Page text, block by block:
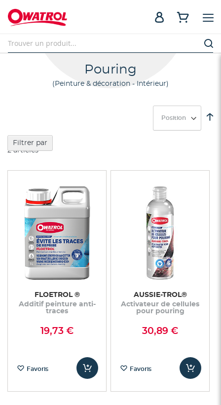
Pouring
Peinture & décoration - Intérieur
2articles
FLOETROL ®
Additif peinture anti-
traces
19,73 €
Favoris
AUSSIE-TROL®
Activateur de cellules
pour pouring
30,89 €
Favoris
Filtrer par